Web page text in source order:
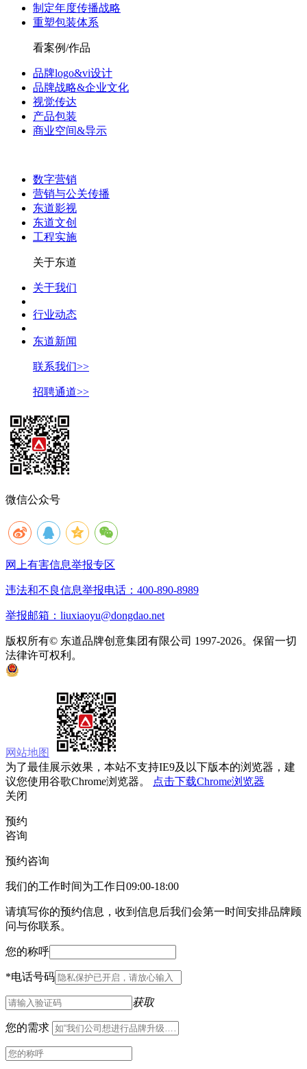
制定年度传播战略
重塑包装体系
看案例/作品
品牌logo&vi设计
品牌战略&企业文化
视觉传达
产品包装
商业空间&导示
数字营销
营销与公关传播
东道影视
东道文创
工程实施
关于东道
关于我们
行业动态
东道新闻
联系我们>>
招聘通道>>
微信公众号
网上有害信息举报专区
违法和不良信息举报电话：400-890-8989
举报邮箱：liuxiaoyu@dongdao.net
版权所有© 东道品牌创意集团有限公司 1997-2026。保留一切
法律许可权利。
网站地图
为了最佳展示效果，本站不支持IE9及以下版本的浏览器，建
议您使用谷歌Chrome浏览器。
点击下载Chrome浏览器
关闭
预约
咨询
预约咨询
我们的工作时间为工作日09:00-18:00
请填写你的预约信息，收到信息后我们会第一时间安排品牌顾
问与你联系。
您的称呼
*电话号码
获取
您的需求